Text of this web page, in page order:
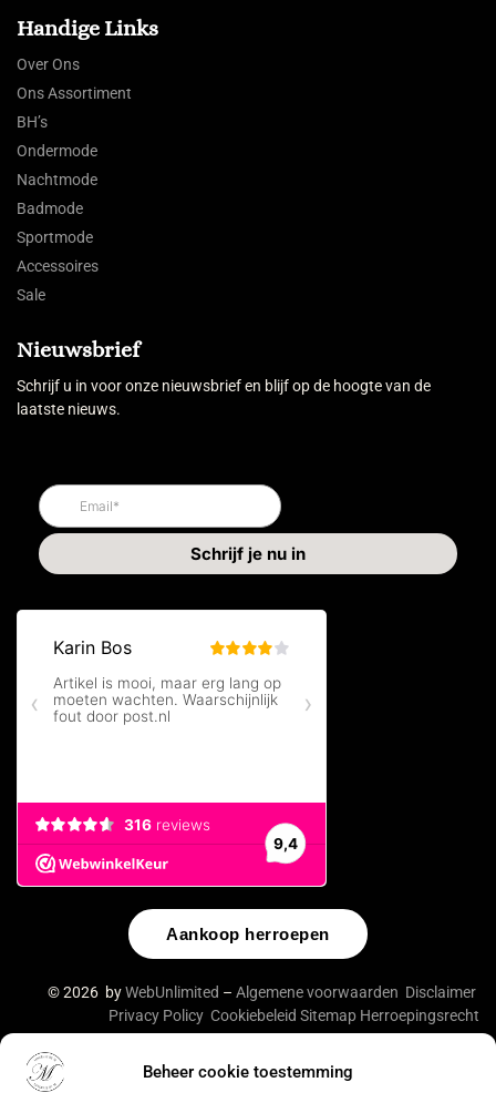
Beheer cookie toestemming
Handige Links
Over Ons
Ons Assortiment
BH’s
Ondermode
Nachtmode
Badmode
Sportmode
Accessoires
Sale
Nieuwsbrief
Schrijf u in voor onze nieuwsbrief en blijf op de hoogte van de
laatste nieuws.
Aankoop herroepen
© 2026 byWebUnlimited – Algemene voorwaarden Disclaimer
Privacy Policy Cookiebeleid Sitemap Herroepingsrecht
De waardering van lingeriebym.nl/ bij
WebwinkelKeur